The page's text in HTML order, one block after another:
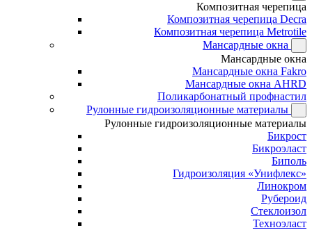
Композитная черепица
Композитная черепица Decra
Композитная черепица Metrotile
Мансардные окна
Мансардные окна
Мансардные окна Fakro
Мансардные окна AHRD
Поликарбонатный профнастил
Рулонные гидроизоляционные материалы
Рулонные гидроизоляционные материалы
Бикрост
Бикроэласт
Биполь
Гидроизоляция «Унифлекс»
Линокром
Рубероид
Стеклоизол
Техноэласт